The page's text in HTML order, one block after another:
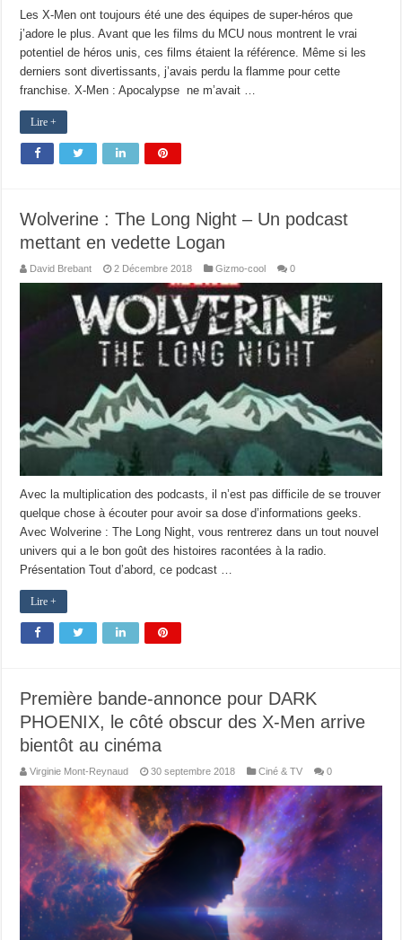
Les X-Men ont toujours été une des équipes de super-héros que
j’adore le plus. Avant que les films du MCU nous montrent le vrai
potentiel de héros unis, ces films étaient la référence. Même si les
derniers sont divertissants, j’avais perdu la flamme pour cette
franchise. X-Men : Apocalypse ne m’avait …
Lire +
Wolverine : The Long Night – Un podcast
mettant en vedette Logan
David Brebant 2 Décembre 2018 Gizmo-cool 0
Avec la multiplication des podcasts, il n’est pas difficile de se trouver
quelque chose à écouter pour avoir sa dose d’informations geeks.
Avec Wolverine : The Long Night, vous rentrerez dans un tout nouvel
univers qui a le bon goût des histoires racontées à la radio.
Présentation Tout d’abord, ce podcast …
Lire +
Première bande-annonce pour DARK
PHOENIX, le côté obscur des X-Men arrive
bientôt au cinéma
Virginie Mont-Reynaud 30 septembre 2018 Ciné & TV 0